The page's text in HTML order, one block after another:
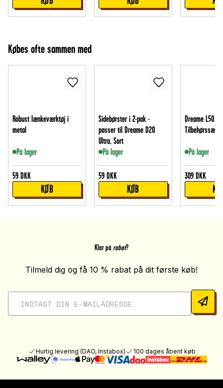
Købes ofte sammen med
Robust lænkeværktøj i
metal
På lager
59 DKK
KØB
Sidebørster i 2-pak -
passer til Dreame D20
Ultra, Sort
På lager
59 DKK
KØB
Dreame L50
Tilbehørssæt
På lager
309 DKK
Klar på rabat?
Tilmeld dig og få 10 % rabat på dit første køb!
Hurtig levering (DAO, Instabox) 100 dages åbent køb